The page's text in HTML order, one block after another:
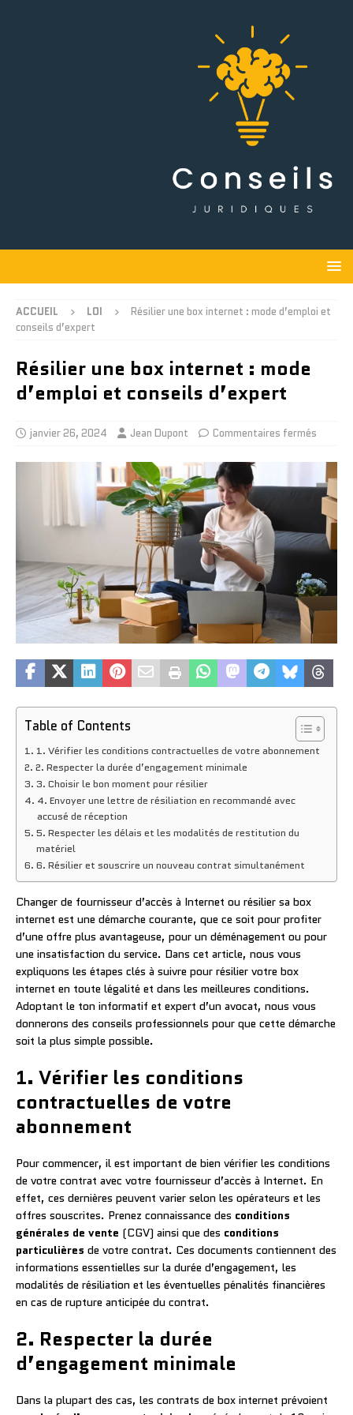
ACCUEIL LOI
Résilier une box internet : mode d’emploi et
conseils d’expert
Résilier une box internet : mode
d’emploi et conseils d’expert
janvier 26, 2024 Jean Dupont Commentaires fermés
Table of Contents
1. Vérifier les conditions contractuelles de votre abonnement
2. Respecter la durée d’engagement minimale
3. Choisir le bon moment pour résilier
4. Envoyer une lettre de résiliation en recommandé avec
accusé de réception
5. Respecter les délais et les modalités de restitution du
matériel
6. Résilier et souscrire un nouveau contrat simultanément
Changer de fournisseur d’accès à Internet ou résilier sa box
internet est une démarche courante, que ce soit pour profiter
d’une offre plus avantageuse, pour un déménagement ou pour
une insatisfaction du service. Dans cet article, nous vous
expliquons les étapes clés à suivre pour résilier votre box
internet en toute légalité et dans les meilleures conditions.
Adoptant le ton informatif et expert d’un avocat, nous vous
donnerons des conseils professionnels pour que cette démarche
soit la plus simple possible.
1. Vérifier les conditions
contractuelles de votre
abonnement
Pour commencer, il est important de bien vérifier les conditions
de votre contrat avec votre fournisseur d’accès à Internet. En
effet, ces dernières peuvent varier selon les opérateurs et les
offres souscrites. Prenez connaissance des conditions
générales de vente (CGV) ainsi que des conditions
particulières de votre contrat. Ces documents contiennent des
informations essentielles sur la durée d’engagement, les
modalités de résiliation et les éventuelles pénalités financières
en cas de rupture anticipée du contrat.
2. Respecter la durée
d’engagement minimale
Dans la plupart des cas, les contrats de box internet prévoient